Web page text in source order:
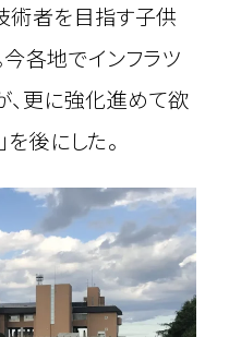
術者を目指す子供
各地でインフラツ
、更に強化進めて欲
後にした。